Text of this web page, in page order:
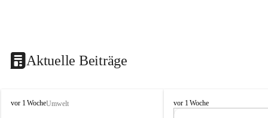
Aktuelle Beiträge
V
vor 1 WocheUmwelt
V
vor 1 Woche